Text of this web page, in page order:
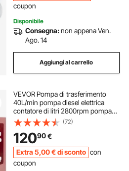
coupon
Disponibile
Consegna:non appena Ven.
Ago. 14
Aggiungi al carrello
VEVOR Pompa di trasferimento
40L/min pompa diesel elettrica
contatore di litri 2800rpm pompa
diesel elettrica automatica 220V
pompa olio inverso autoadescante
(72)
12090€
Extra 5,00 €di sconto con
coupon